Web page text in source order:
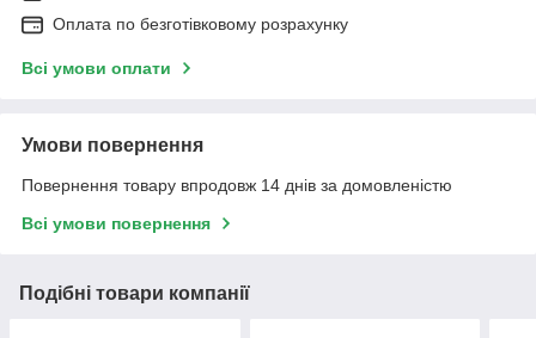
Оплата по безготівковому розрахунку
Всі умови оплати
Умови повернення
Повернення товару впродовж 14 днів за домовленістю
Всі умови повернення
Подібні товари компанії